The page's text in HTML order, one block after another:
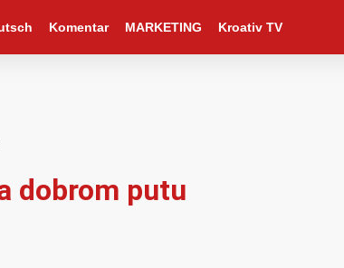
Komentar MARKETING Kroativ TV
dobrom putu